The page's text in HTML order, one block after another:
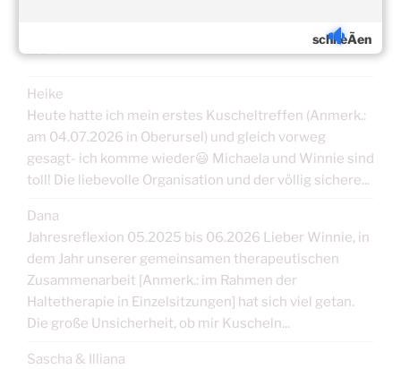
ERFAHRUNGSBERICHTE/TEILNEHMERSTIM
MEN
Heike
Heute hatte ich mein erstes Kuscheltreffen (Anmerk.:
am 04.07.2026 in Oberursel) und gleich vorweg
gesagt- ich komme wieder😃 Michaela und Winnie sind
toll! Die liebevolle Organisation und der völlig sichere...
Dana
Jahresreflexion 05.2025 bis 06.2026 Lieber Winnie, in
dem Jahr unserer gemeinsamen therapeutischen
Zusammenarbeit [Anmerk.: im Rahmen der
Haltetherapie in Einzelsitzungen] hat sich viel getan.
Die große Unsicherheit, ob mir Kuscheln...
Sascha & Illiana
schlieÃen